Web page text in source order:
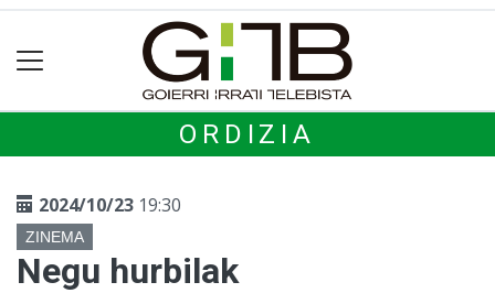
ORDIZIA
2024/10/23 19:30
ZINEMA
Negu hurbilak